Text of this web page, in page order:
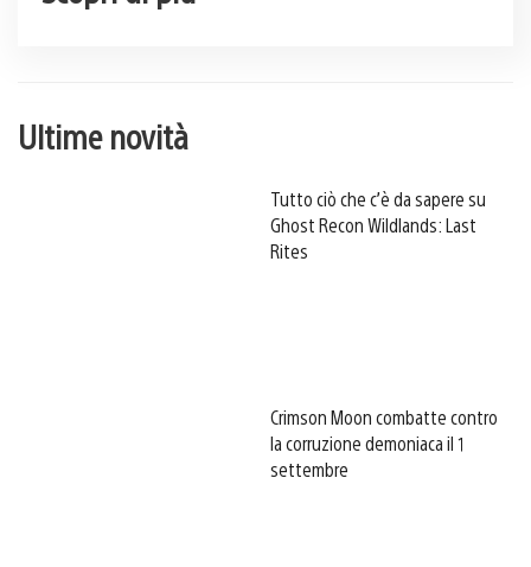
Ultime novità
Tutto ciò che c’è da sapere su
Ghost Recon Wildlands: Last
Rites
Crimson Moon combatte contro
la corruzione demoniaca il 1
settembre